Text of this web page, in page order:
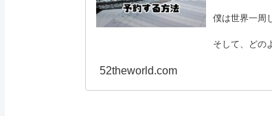
僕は世界一周
そして、どの
52theworld.com